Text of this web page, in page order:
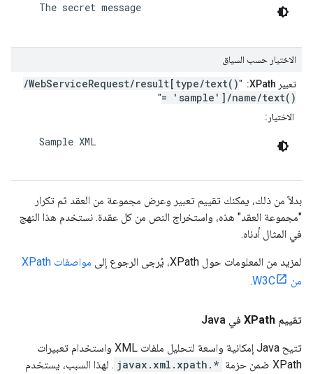
    The secret message
الاختيار حسب السياق
تعبير XPath: "
/WebServiceRequest/result[type/text()
= 'sample']/name/text()
"
الاختيار:
    Sample XML
بدلاً من ذلك، يمكنك تقييم تعبير وعرض مجموعة من العقد ثم تكرار
"مجموعة العقد" هذه، واستخراج النص من كل عقدة. نستخدم هذا النهج
في المثال أدناه.
لمزيد من المعلومات حول XPath، يُرجى الرجوع إلى
مواصفات XPath
من W3C
.
تقييم XPath في Java
تتيح Java إمكانية واسعة لتحليل ملفات XML واستخدام تعبيرات
XPath ضمن حزمة
javax.xml.xpath.* . لهذا السبب، يستخدم